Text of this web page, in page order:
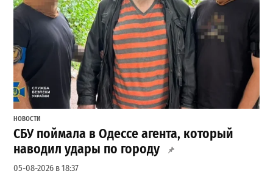
НОВОСТИ
СБУ поймала в Одессе агента, который
наводил удары по городу
05-08-2026 в 18:37